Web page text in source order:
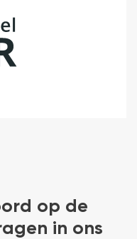
op de
in ons